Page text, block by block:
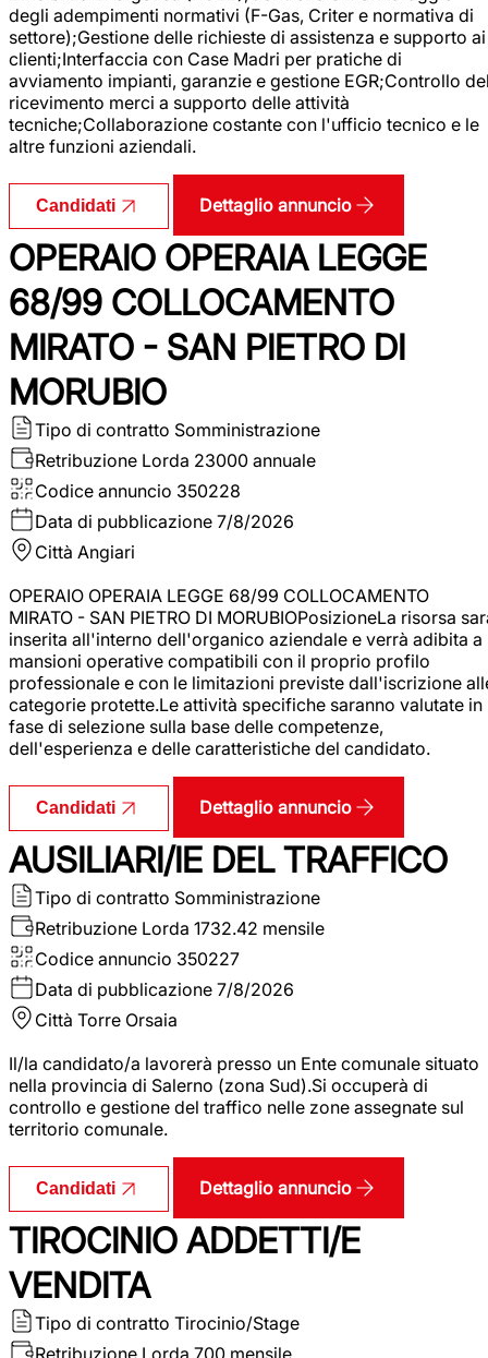
degli adempimenti normativi (F-Gas, Criter e normativa di
settore);Gestione delle richieste di assistenza e supporto ai
clienti;Interfaccia con Case Madri per pratiche di
avviamento impianti, garanzie e gestione EGR;Controllo
ricevimento merci a supporto delle attività
tecniche;Collaborazione costante con l'ufficio tecnico e le
altre funzioni aziendali.
Candidati Dettaglio annuncio
OPERAIO OPERAIA LEGGE
68/99 COLLOCAMENTO
MIRATO - SAN PIETRO DI
MORUBIO
Tipo di contratto Somministrazione
Retribuzione Lorda 23000 annuale
Codice annuncio 350228
Data di pubblicazione 7/8/2026
Città Angiari
OPERAIO OPERAIA LEGGE 68/99 COLLOCAMENTO
MIRATO - SAN PIETRO DI MORUBIOPosizioneLa risorsa
inserita all'interno dell'organico aziendale e verrà adibita a
mansioni operative compatibili con il proprio profilo
professionale e con le limitazioni previste dall'iscrizione
categorie protette.Le attività specifiche saranno valutate in
fase di selezione sulla base delle competenze,
dell'esperienza e delle caratteristiche del candidato.
Candidati Dettaglio annuncio
AUSILIARI/IE DEL TRAFFICO
Tipo di contratto Somministrazione
Retribuzione Lorda 1732.42 mensile
Codice annuncio 350227
Data di pubblicazione 7/8/2026
Città Torre Orsaia
Il/la candidato/a lavorerà presso un Ente comunale situato
nella provincia di Salerno (zona Sud).Si occuperà di
controllo e gestione del traffico nelle zone assegnate sul
territorio comunale.
Candidati Dettaglio annuncio
TIROCINIO ADDETTI/E
VENDITA
Tipo di contratto Tirocinio/Stage
Retribuzione Lorda 700 mensile